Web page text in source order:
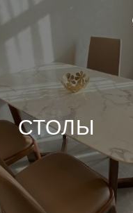
СТОЛЫ